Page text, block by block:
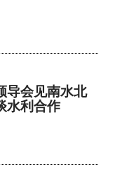
导会见南水北
水利合作